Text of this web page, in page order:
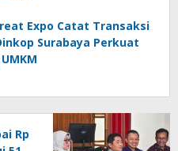
Expo Catat Transaksi
Surabaya Perkuat
Rp